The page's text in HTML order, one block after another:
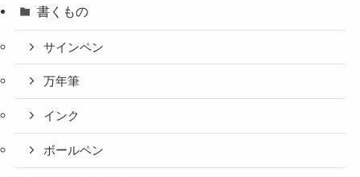
書くもの
サインペン
万年筆
インク
ボールペン